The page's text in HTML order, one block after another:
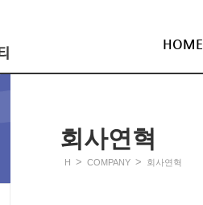
HOME
회사연혁
H > COMPANY > 회사연혁